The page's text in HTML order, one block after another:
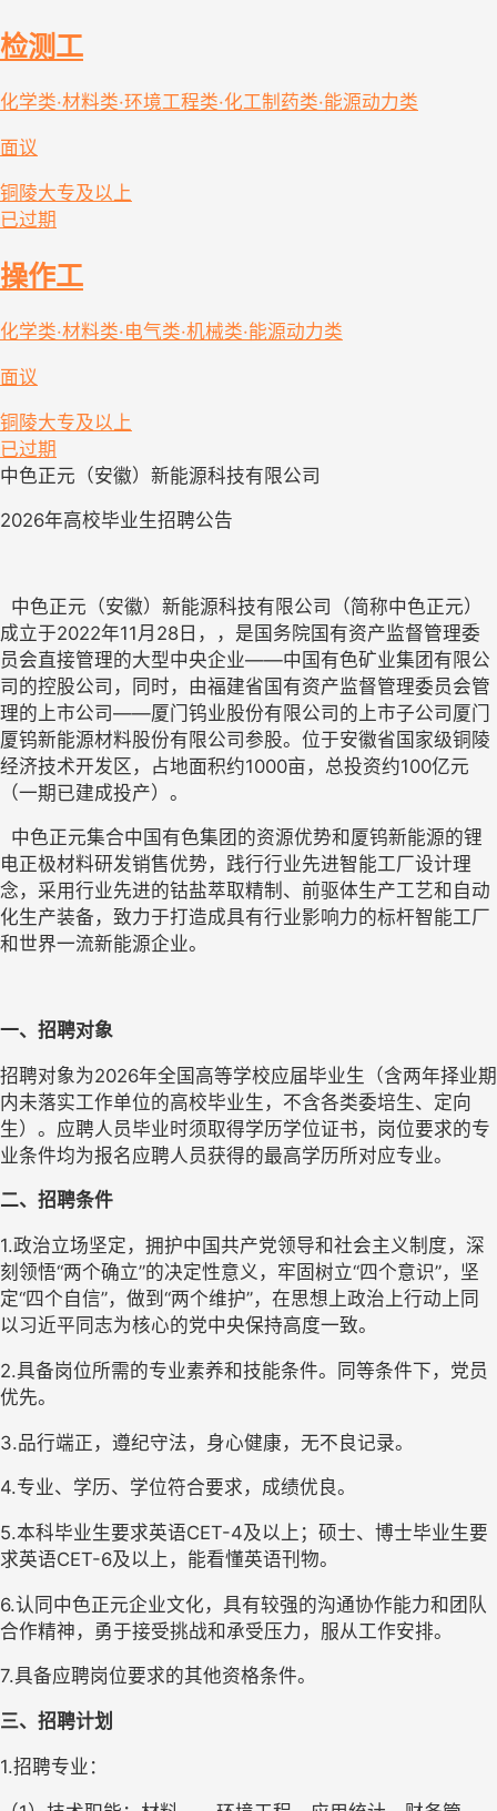
检测工
化学类·材料类·环境工程类·化工制药类·能源动力类
面议
铜陵大专及以上
已过期
操作工
化学类·材料类·电气类·机械类·能源动力类
面议
铜陵大专及以上
已过期
中色正元（安徽）新能源科技有限公司
2026年高校毕业生招聘公告
中色正元（安徽）新能源科技有限公司（简称中色正元）
成立于2022年11月28日，，是国务院国有资产监督管理委
员会直接管理的大型中央企业——中国有色矿业集团有限公
司的控股公司，同时，由福建省国有资产监督管理委员会管
理的上市公司——厦门钨业股份有限公司的上市子公司厦门
厦钨新能源材料股份有限公司参股。位于安徽省国家级铜陵
经济技术开发区，占地面积约1000亩，总投资约100亿元
（一期已建成投产）。
中色正元集合中国有色集团的资源优势和厦钨新能源的锂
电正极材料研发销售优势，践行行业先进智能工厂设计理
念，采用行业先进的钴盐萃取精制、前驱体生产工艺和自动
化生产装备，致力于打造成具有行业影响力的标杆智能工厂
和世界一流新能源企业。
一、招聘对象
招聘对象为2026年全国高等学校应届毕业生（含两年择业期
内未落实工作单位的高校毕业生，不含各类委培生、定向
生）。应聘人员毕业时须取得学历学位证书，岗位要求的专
业条件均为报名应聘人员获得的最高学历所对应专业。
二、招聘条件
1.政治立场坚定，拥护中国共产党领导和社会主义制度，深
刻领悟“两个确立”的决定性意义，牢固树立“四个意识”，坚
定“四个自信”，做到“两个维护”，在思想上政治上行动上同
以习近平同志为核心的党中央保持高度一致。
2.具备岗位所需的专业素养和技能条件。同等条件下，党员
优先。
3.品行端正，遵纪守法，身心健康，无不良记录。
4.专业、学历、学位符合要求，成绩优良。
5.本科毕业生要求英语CET-4及以上；硕士、博士毕业生要
求英语CET-6及以上，能看懂英语刊物。
6.认同中色正元企业文化，具有较强的沟通协作能力和团队
合作精神，勇于接受挑战和承受压力，服从工作安排。
7.具备应聘岗位要求的其他资格条件。
三、招聘计划
1.招聘专业：